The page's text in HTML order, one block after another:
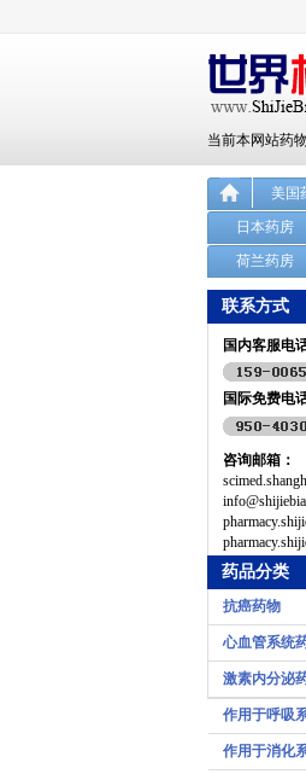
当前本网站药
美国
日本药房
荷兰药房
联系方式
国内客服电
国际免费电
咨询邮箱：
药品分类
抗癌药物
心血管系统
激素内分泌
作用于呼吸
作用于消化